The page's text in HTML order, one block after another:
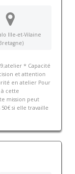
Ille-et-Vilaine
* Capacité
et attention
en atelier Pour
cette
mission peut
si elle travaille